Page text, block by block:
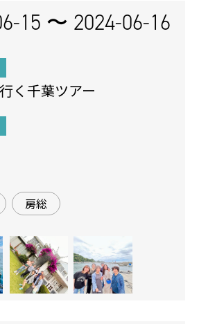
15 〜 2024-06-16
く千葉ツアー
房総